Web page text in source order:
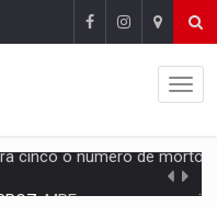
MPF assegura cumprimento da legislação sobre